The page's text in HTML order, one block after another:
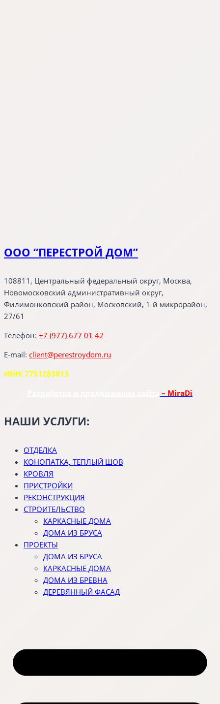
ООО “ПЕРЕСТРОЙ ДОМ”
108811, Центральный федеральный округ, Москва,
Новомосковский административный округ,
Филимонковский район, Московский, 1-й микрорайон,
27/61
Телефон: +7 (977) 677 01 42
E-mail: client@perestroydom.ru
ИНН: 7751283813
– MiraDi
НАШИ УСЛУГИ:
ОТДЕЛКА
КОНОПАТКА, ТЕПЛЫЙ ШОВ
КРОВЛЯ
ПРИСТРОЙКИ
РЕКОНСТРУКЦИЯ
СТРОИТЕЛЬСТВО
КАРКАСНЫЕ ДОМА
ДОМА ИЗ БРУСА
ПРОЕКТЫ
ДОМА ИЗ БРУСА
КАРКАСНЫЕ ДОМА
ДОМА ИЗ БРЕВНА
ДЕРЕВЯННЫЙ ФАСАД